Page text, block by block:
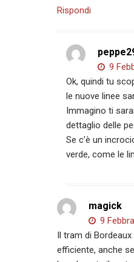
Rispondi
9
Ok, quindi tu
le nuove linee
Immagino ti
dettaglio delle
Se c’è un
verde, come le
magick
9
Il tram di
efficiente, anche